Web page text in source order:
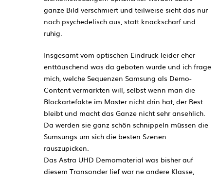
ganze Bild verschmiert und teilweise sieht das nur
noch psychedelisch aus, statt knackscharf und
ruhig.
Insgesamt vom optischen Eindruck leider eher
enttäuschend was da geboten wurde und ich frage
mich, welche Sequenzen Samsung als Demo-
Content vermarkten will, selbst wenn man die
Blockartefakte im Master nicht drin hat, der Rest
bleibt und macht das Ganze nicht sehr ansehlich.
Da werden sie ganz schön schnippeln müssen die
Sumsungs um sich die besten Szenen
rauszupicken.
Das Astra UHD Demomaterial was bisher auf
diesem Transonder lief war ne andere Klasse,